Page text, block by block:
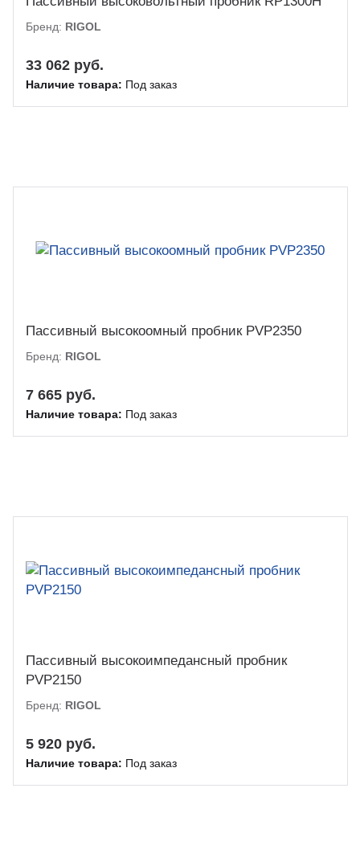
Бренд: RIGOL
33 062 руб.
Наличие товара: Под заказ
Пассивный высокоомный пробник PVP2350
Бренд: RIGOL
7 665 руб.
Наличие товара: Под заказ
Пассивный высокоимпедансный пробник
PVP2150
Бренд: RIGOL
5 920 руб.
Наличие товара: Под заказ